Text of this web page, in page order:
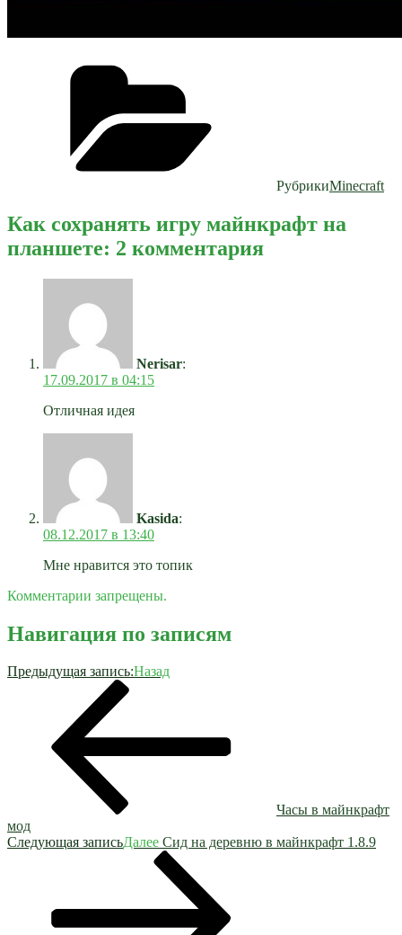
РубрикиMinecraft
Как сохранять игру майнкрафт на
планшете: 2 комментария
Nerisar:
17.09.2017 в 04:15
Отличная идея
Kasida:
08.12.2017 в 13:40
Мне нравится это топик
Комментарии запрещены.
Навигация по записям
Предыдущая запись:Назад
Часы в майнкрафт
мод
Следующая записьДалее Сид на деревню в майнкрафт 1.8.9